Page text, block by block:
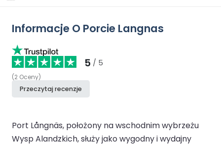
Informacje O Porcie Langnas
5 / 5
(2 Oceny)
Przeczytaj recenzje
Port Långnäs, położony na wschodnim wybrzeżu
Wysp Alandzkich, służy jako wygodny i wydajny